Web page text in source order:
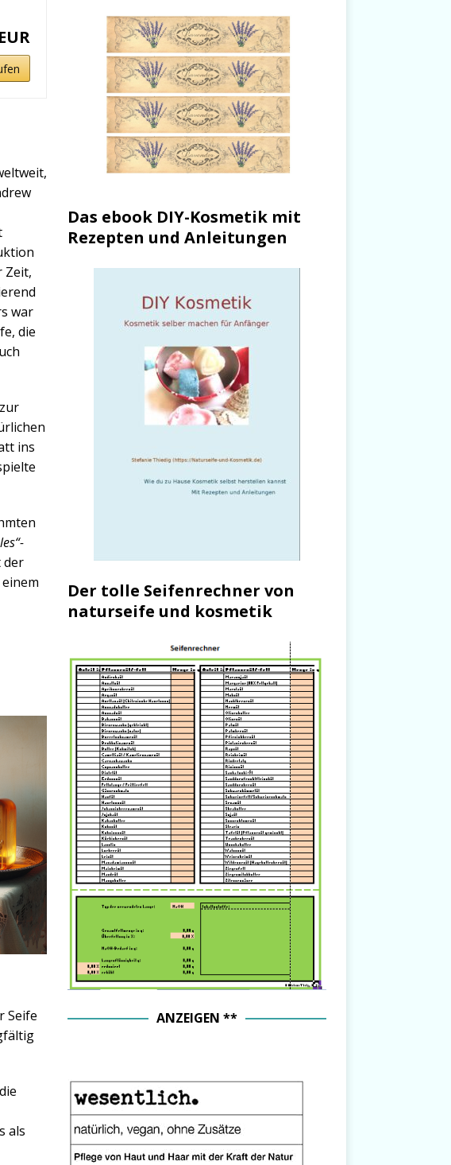
Zeit,
war
die
ins
der
Seife
als
Das ebook DIY-Kosmetik mit
Rezepten und Anleitungen
Der tolle Seifenrechner von
naturseife und kosmetik
ANZEIGEN **